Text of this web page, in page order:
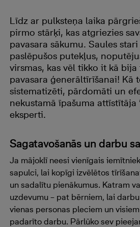
Līdz ar pulksteņa laika
pirmo stārķi, kas atgriezies
pavasara sākumu. Saules
paslēpušos putekļus,
virsmas, kas vēl tikko it kā
pavasara ģenerāltīrīšanai! Kā
sistematizēti, pārdomāti un
nekustamā īpašuma attīstītāja
eksperti.
Sagatavošanās un darbu
Ja mājoklī neesi vienīgais
sapulci, lai kopīgi izvēlētos
un sadalītu pienākumus. Katram
uzdevumu – pat bērniem, lai
vienas personas pleciem un
padarīto darbu. Pārlūko sev